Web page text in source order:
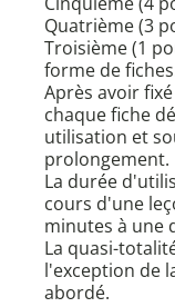
Quatrième (3
Troisième (1
forme de
Après avoir
chaque fiche
utilisation et
prolongement.
La durée
cours d'une
minutes à une
La quasi-
l'exception de
abordé.